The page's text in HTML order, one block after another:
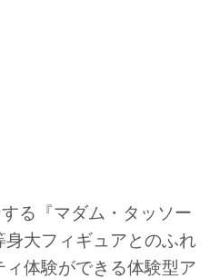
る『マダム・タッソー
大フィギュアとのふれ
体験ができる体験型ア